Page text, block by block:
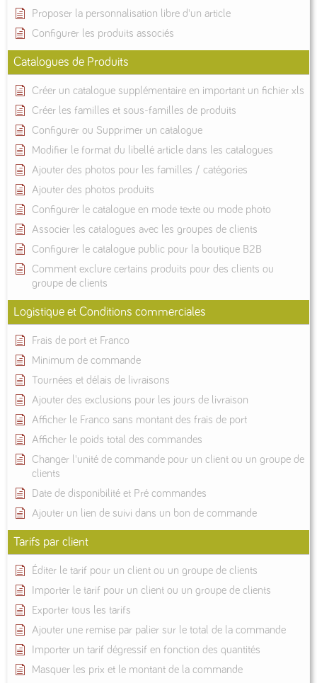
Proposer la personnalisation libre d'un article
Configurer les produits associés
Catalogues de Produits
Créer un catalogue supplémentaire en important un fichier xls
Créer les familles et sous-familles de produits
Configurer ou Supprimer un catalogue
Modifier le format du libellé article dans les catalogues
Ajouter des photos pour les familles / catégories
Ajouter des photos produits
Configurer le catalogue en mode texte ou mode photo
Associer les catalogues avec les groupes de clients
Configurer le catalogue public pour la boutique B2B
Comment exclure certains produits pour des clients ou
groupe de clients
Logistique et Conditions commerciales
Frais de port et Franco
Minimum de commande
Tournées et délais de livraisons
Ajouter des exclusions pour les jours de livraison
Afficher le Franco sans montant des frais de port
Afficher le poids total des commandes
Changer l'unité de commande pour un client ou un groupe de
clients
Date de disponibilité et Pré commandes
Ajouter un lien de suivi dans un bon de commande
Tarifs par client
Éditer le tarif pour un client ou un groupe de clients
Importer le tarif pour un client ou un groupe de clients
Exporter tous les tarifs
Ajouter une remise par palier sur le total de la commande
Importer un tarif dégressif en fonction des quantités
Masquer les prix et le montant de la commande